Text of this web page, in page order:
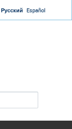
Русский Español